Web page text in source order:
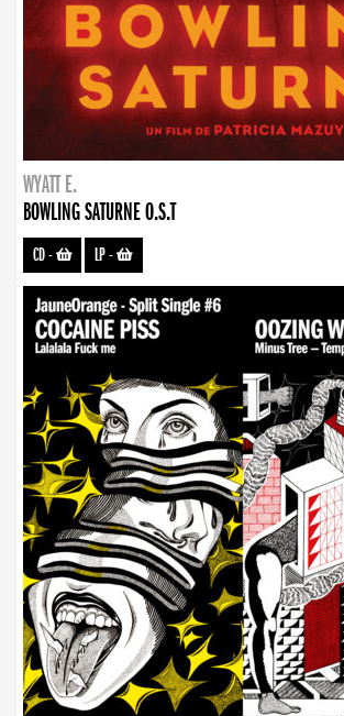
WYATT E.
BOWLING SATURNE O.S.T
CD- LP-